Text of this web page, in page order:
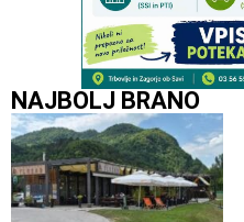
NAJBOLJ BRANO